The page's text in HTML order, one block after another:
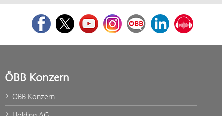
FacebookTwitterYoutubeInstagramÖBB Corporate Blog
LinkedInPodcast
ÖBB Konzern
ÖBB Konzern